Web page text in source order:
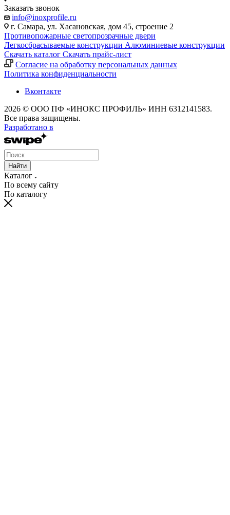
Заказать звонок
info@inoxprofile.ru
г. Самара, ул. Хасановская, дом 45, строение 2
Противопожарные светопрозрачные двери
Легкосбрасываемые конструкции Алюминиевые конструкции
Скачать каталог Скачать прайс-лист
Cогласие на обработку персональных данных
Политика конфиденциальности
Вконтакте
2026 © ООО ПФ «ИНОКС ПРОФИЛЬ» ИНН 6312141583.
Все права защищены.
Разработано в
Найти
Каталог
По всему сайту
По каталогу